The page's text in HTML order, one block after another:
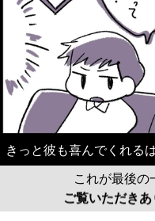
きっと彼も喜んでくれる
これが最後の
ご覧いただきあ